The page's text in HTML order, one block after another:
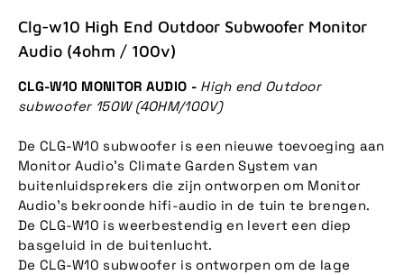
Clg-w10 High End Outdoor Subwoofer Monitor
Audio (4ohm / 100v)
CLG-W10 MONITOR AUDIO - High end Outdoor
subwoofer 150W (4OHM/100V)
De CLG-W10 subwoofer is een nieuwe toevoeging aan
Monitor Audio's Climate Garden System van
buitenluidsprekers die zijn ontworpen om Monitor
Audio's bekroonde hifi-audio in de tuin te brengen.
De CLG-W10 is weerbestendig en levert een diep
basgeluid in de buitenlucht.
De CLG-W10 subwoofer is ontworpen om de lage